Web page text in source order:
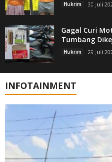
Hukrim 30 Juli
Gagal Curi
Tumbang
Hukrim 29 Juli
INFOTAINMENT